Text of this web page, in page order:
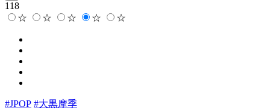
118
☆
☆ ☆ ☆ ☆
#JPOP #大黒摩季